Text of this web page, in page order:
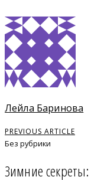
Лейла Баринова
PREVIOUS ARTICLE
Без рубрики
Зимние